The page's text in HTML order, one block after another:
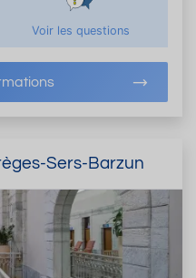
Voir les questions
Sers-Barzun